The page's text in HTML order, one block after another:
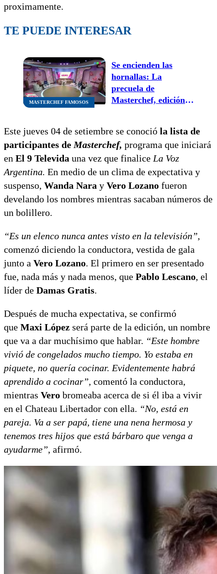
proximamente.
TE PUEDE INTERESAR
MASTERCHEF FAMOSOS
Se encienden las
hornallas: La
precuela de
Masterchef, edición
Este jueves 04 de setiembre se conoció la lista de
participantes de Masterchef, programa que iniciará
en El 9 Televida una vez que finalice La Voz
Argentina. En medio de un clima de expectativa y
suspenso, Wanda Nara y Vero Lozano fueron
develando los nombres mientras sacaban números de
un bolillero.
“Es un elenco nunca antes visto en la televisión”,
comenzó diciendo la conductora, vestida de gala
junto a Vero Lozano. El primero en ser presentado
fue, nada más y nada menos, que Pablo Lescano, el
líder de Damas Gratis.
Después de mucha expectativa, se confirmó
que Maxi López será parte de la edición, un nombre
que va a dar muchísimo que hablar. “Este hombre
vivió de congelados mucho tiempo. Yo estaba en
piquete, no quería cocinar. Evidentemente habrá
aprendido a cocinar”, comentó la conductora,
mientras Vero bromeaba acerca de si él iba a vivir
en el Chateau Libertador con ella. “No, está en
pareja. Va a ser papá, tiene una nena hermosa y
tenemos tres hijos que está bárbaro que venga a
ayudarme”, afirmó.